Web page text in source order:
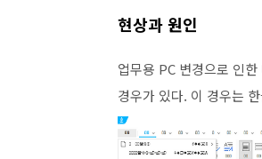
현상과 원인
업무용 PC 변경으로 인
경우가 있다. 이 경우는